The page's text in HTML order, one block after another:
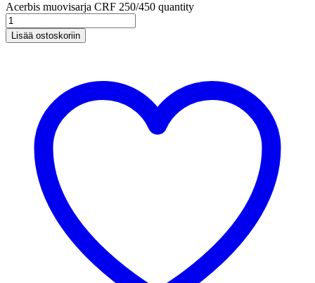
Acerbis muovisarja CRF 250/450 quantity
Lisää ostoskoriin